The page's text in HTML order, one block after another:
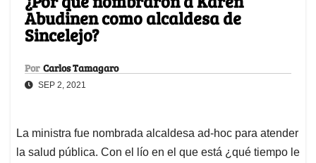
Abudinen como alcaldesa de
Sincelejo?
Por Carlos Tamagaro
SEP 2, 2021
La ministra fue nombrada alcaldesa ad-hoc para atender
la salud pública. Con el lío en el que está ¿qué tiempo le